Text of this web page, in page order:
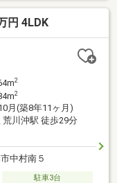
・変動金利0.58％～
と5つの重大疾病保
・育休中、確定申
おまとめローンのご
円 4LDK
2
2
月(築8年11ヶ月)
荒川沖駅 徒歩29分
中村南５
駐車3台